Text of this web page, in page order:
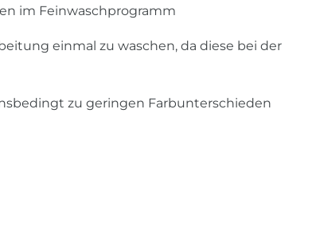
im Feinwaschprogramm
einmal zu waschen, da diese bei der
zu geringen Farbunterschieden